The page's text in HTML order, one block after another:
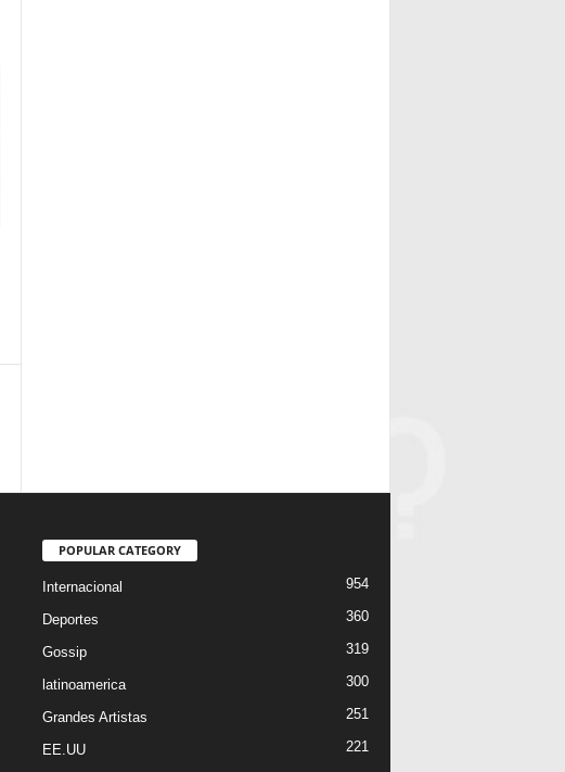
POPULAR CATEGORY
Internacional 954
Deportes 360
Gossip 319
latinoamerica 300
Grandes Artistas 251
EE.UU 221